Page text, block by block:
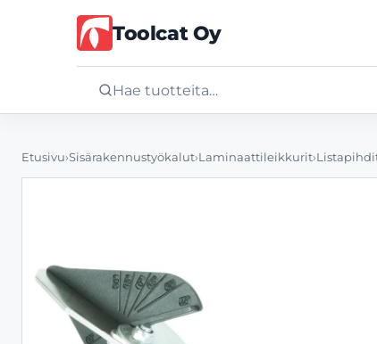
Toolcat Oy
Yritys
Yhteystiedot
Etusivu›Sisärakennustyökalut›Laminaattileikkurit›